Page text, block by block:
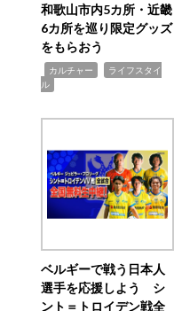
和歌山市内5カ所・近畿
6カ所を巡り限定グッズ
をもらおう
カルチャー
ライフスタイ
ル
ベルギーで戦う日本人
選手を応援しよう シ
ント＝トロイデン戦全